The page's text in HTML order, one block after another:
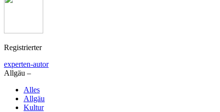
Registrierter
experten-autor
Allgäu –
Alles
Allgäu
Kultur